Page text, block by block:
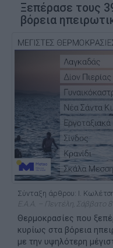
Ξεπέρασε τους
βόρεια
Σύνταξη άρθρου: Ι.
Ε.Α.Α. – Πεντέλη, Σάββατο 8
Θερμοκρασίες που
κυρίως στα βόρεια
με την υψηλότερη